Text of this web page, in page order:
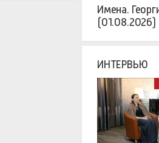
Имена.
(01.08.2026)
ИНТЕРВЬЮ